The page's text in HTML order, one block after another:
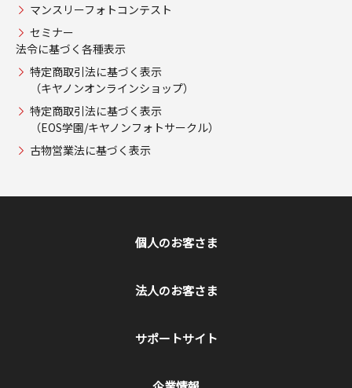
マンスリーフォトコンテスト
セミナー
法令に基づく各種表示
特定商取引法に基づく表示
（キヤノンオンラインショップ）
特定商取引法に基づく表示
（EOS学園/キヤノンフォトサークル）
古物営業法に基づく表示
個人のお客さま
法人のお客さま
サポートサイト